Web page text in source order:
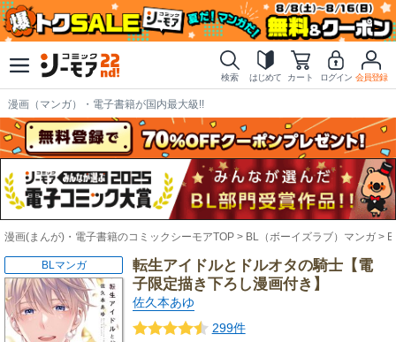
検索 はじめて カート ログイン 会員登録
漫画（マンガ）・電子書籍が国内最大級!!
漫画(まんが)・電子書籍のコミックシーモアTOP BL（ボーイズラブ）マンガ
転生アイドルとドルオタの騎士【電
子限定描き下ろし漫画付き】
佐久本あゆ
299件
BLマンガ